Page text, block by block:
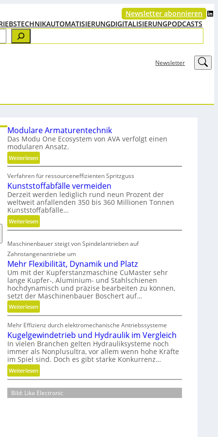
Newsletter abonnieren LinkedIn
AUTOMATISIERUNGDIGITALISIERUNGPODCASTS
Newsletter LinkedIn
Modulare Armaturentechnik
Das Modu One Ecosystem von AVA verfolgt einen
modularen Ansatz.
Weiterlesen:
M
o
d
u
l
a
r
e
a
t
u
r
e
n
t
e
c
h
n
i
k
Verfahren für ressourceneffizienten Spritzguss
Kunststoffabfälle vermeiden
Derzeit werden lediglich rund neun Prozent der
weltweit anfallenden 350 bis 360 Millionen Tonnen
Kunststoffabfälle…
Weiterlesen:
K
s
t
s
t
o
f
f
ä
l
e
v
e
Maschinenbauer steigt von Spindelantrieben auf
Zahnstangenantriebe um
Mehr Flexibilität, Dynamik und Platz
Um mit der Kupferstanzmaschine CuMaster sehr
lange Kupfer-, Aluminium- und Stahlschienen
hochdynamisch und präzise bearbeiten zu können,
setzt der Maschinenbauer Boschert auf…
Weiterlesen:
M
e
h
r
F
l
e
x
i
b
Mehr Effizienz durch elektromechanische Antriebssysteme
Kugelgewindetrieb und Hydraulik im Vergleich
In vielen Branchen gelten Hydrauliksysteme noch
immer als Nonplusultra, vor allem wenn hohe Kräfte
im Spiel sind. Doch es gibt starke Konkurrenz…
Weiterlesen:
K
u
g
Bild: Lika Electronic